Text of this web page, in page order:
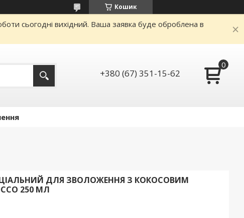
Кошик
сьогодні вихідний. Ваша заявка буде оброблена в
+380 (67) 351-15-62
ДЛЯ ЗВОЛОЖЕННЯ З КОКОСОВИМ
250 МЛ